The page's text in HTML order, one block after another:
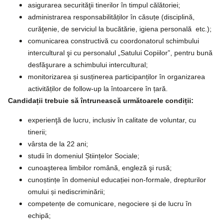
asigurarea securităţii tinerilor în timpul călătoriei;
administrarea responsabilităților în căsuțe (disciplină,
curăţenie, de serviciul la bucătărie, igiena personală etc.);
comunicarea constructivă cu coordonatorul schimbului
intercultural şi cu personalul „Satului Copiilor”, pentru bună
desfăşurare a schimbului intercultural;
monitorizarea și susținerea participanților în organizarea
activităților de follow-up la întoarcere în țară.
Candidații trebuie să întrunească următoarele condiții:
experienţă de lucru, inclusiv în calitate de voluntar, cu
tinerii;
vârsta de la 22 ani;
studii în domeniul Științelor Sociale;
cunoaşterea limbilor română, engleză şi rusă;
cunoștințe în domeniul educației non-formale, drepturilor
omului și nediscriminării;
competențe de comunicare, negociere și de lucru în
echipă;